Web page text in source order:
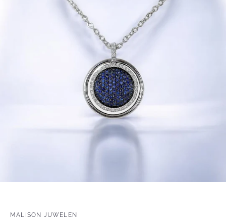
MALISON JUWELEN